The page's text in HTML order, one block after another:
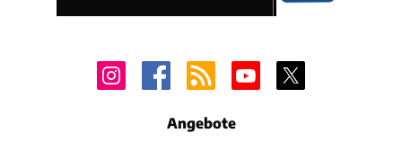
Angebote